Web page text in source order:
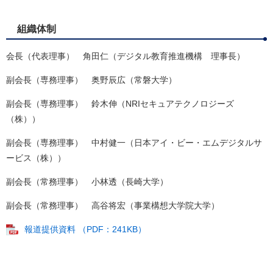
組織体制
会長（代表理事） 角田仁（デジタル教育推進機構 理事長）
副会長（専務理事） 奥野辰広（常磐大学）
副会長（専務理事） 鈴木伸（NRIセキュアテクノロジーズ
（株））
副会長（専務理事） 中村健一（日本アイ・ビー・エムデジタルサ
ービス（株））
副会長（常務理事） 小林透（長崎大学）
副会長（常務理事） 高谷将宏（事業構想大学院大学）
報道提供資料 （PDF：241KB）